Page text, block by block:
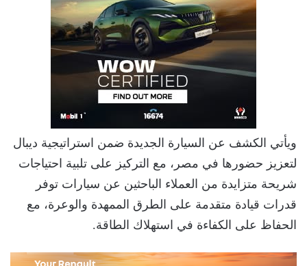
ويأتي الكشف عن السيارة الجديدة ضمن استراتيجية ديبال
لتعزيز حضورها في مصر، مع التركيز على تلبية احتياجات
شريحة متزايدة من العملاء الباحثين عن سيارات توفر
قدرات قيادة متقدمة على الطرق الممهدة والوعرة، مع
الحفاظ على الكفاءة في استهلاك الطاقة.